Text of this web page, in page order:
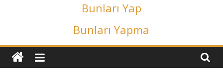
Bunları Yap
Bunları Yapma